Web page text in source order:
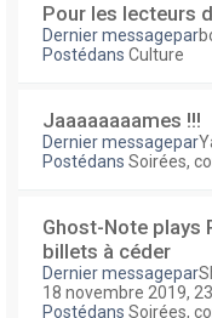
Pour les lecteurs
Dernier messagepar
Postédans Culture
Jaaaaaaaames !!!
Dernier messagepar
Postédans Soirées,
Ghost-Note plays
billets à céder
Dernier messagepar
18 novembre 2019,
Postédans Soirées,